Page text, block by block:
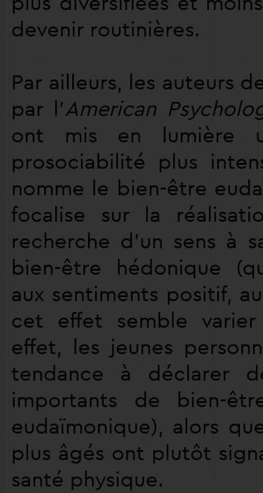
devenir routinières.
Par ailleurs, les auteurs
par l’American
ont mis en lumière
prosociabilité plus
nomme le bien-être
focalise sur la
recherche d’un sens à
bien-être hédonique
aux sentiments positif,
cet effet semble varier
effet, les jeunes
tendance à déclarer
importants de bien-
eudaïmonique), alors
plus âgés ont plutôt
santé physique.